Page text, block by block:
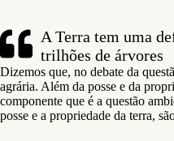
A Terra tem uma
trilhões de árvores
Dizemos que, no debate da
agrária. Além da posse e da
componente que é a questão
posse e a propriedade da terra,